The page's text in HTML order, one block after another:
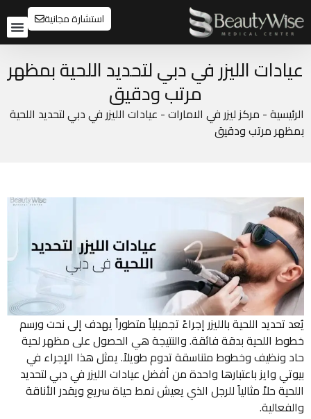
استشارة مجانية
عيادات الليزر في دبي لتحديد اللحية بمظهر
مرتب ودقيق
الرئيسية- مركز ليزر في الامارات- عيادات الليزر في دبي لتحديد اللحية
بمظهر مرتب ودقيق
يُعد تحديد اللحية بالليزر إجراءً تجميلياً متطوراً يهدف إلى نحت ورسم
خطوط اللحية بدقة فائقة. والنتيجة هي الحصول على مظهر لحية
حاد ونظيف وخطوط متناسقة تدوم طويلاً. يمثل هذا الإجراء في
بيوتي وايز باعتبارها واحدة من أفضل عيادات الليزر في دبي لتحديد
اللحية حلاً مثالياً للرجل الذي يعيش نمط حياة سريع ويقدر الأناقة
والفعالية.